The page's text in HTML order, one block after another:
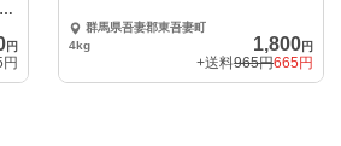
円
群馬県吾妻郡東吾妻町
4kg
1,800円
+送料965円665円